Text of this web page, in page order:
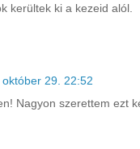
kerültek ki a kezeid alól.
október 29. 22:52
Nagyon szerettem ezt